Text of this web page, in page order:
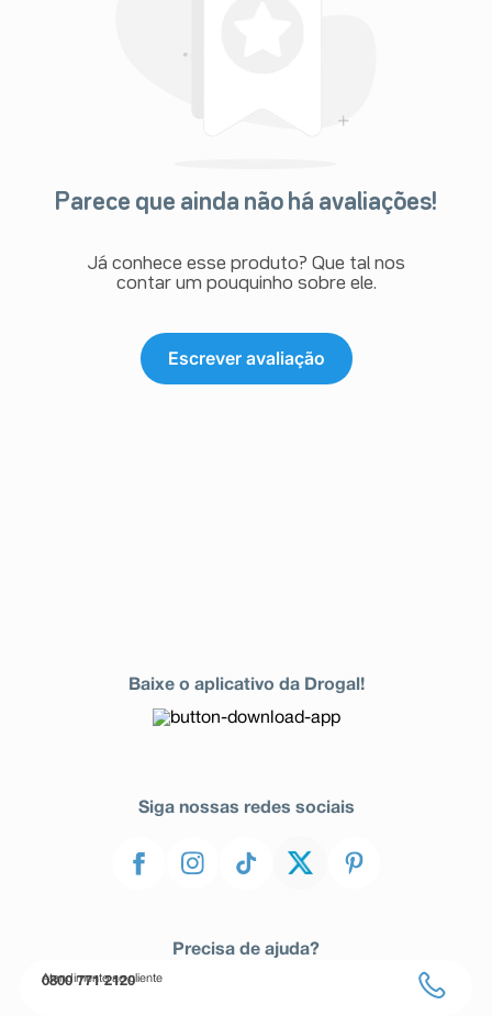
Parece que ainda não há avaliações!
Já conhece esse produto? Que tal nos
contar um pouquinho sobre ele.
Escrever avaliação
Baixe o aplicativo da Drogal!
Siga nossas redes sociais
Precisa de ajuda?
Atendimento ao cliente
0800 771 2120